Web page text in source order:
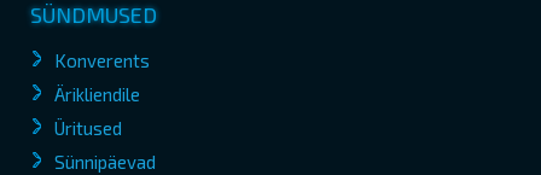
SÜNDMUSED
Konverents
Ärikliendile
Üritused
Sünnipäevad